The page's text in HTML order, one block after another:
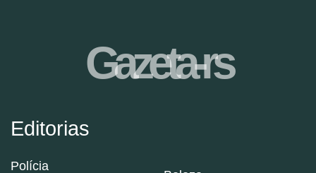
Editorias
Polícia
Gazeta-rs